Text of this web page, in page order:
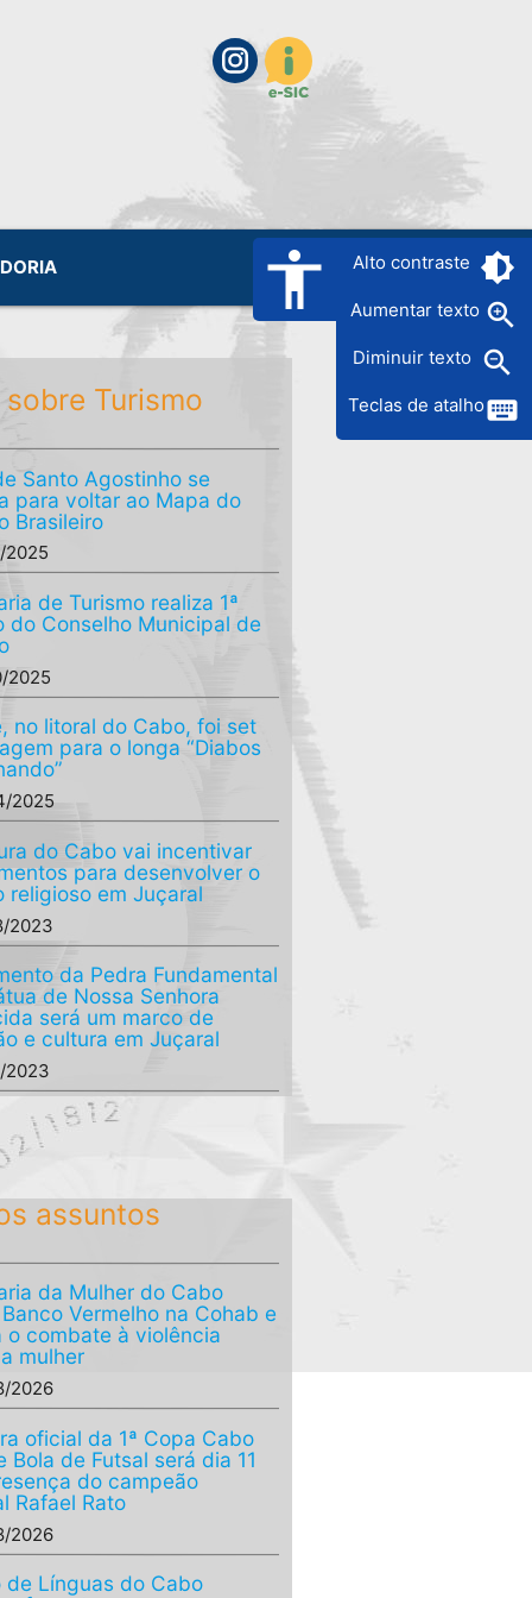
accessibility Alto contraste brightness_6
Aumentar texto zoom_in
Diminuir texto zoom_out
Teclas de atalhokeyboard
sobre Turismo
Santo Agostinho se
para voltar ao Mapa do
Brasileiro
2025
de Turismo realiza 1ª
do Conselho Municipal de
2025
no litoral do Cabo, foi set
para o longa “Diabos
2025
do Cabo vai incentivar
para desenvolver o
religioso em Juçaral
2023
da Pedra Fundamental
de Nossa Senhora
será um marco de
e cultura em Juçaral
2023
assuntos
da Mulher do Cabo
Vermelho na Cohab e
o combate à violência
mulher
2026
oficial da 1ª Copa Cabo
Bola de Futsal será dia 11
do campeão
Rafael Rato
2026
de Línguas do Cabo